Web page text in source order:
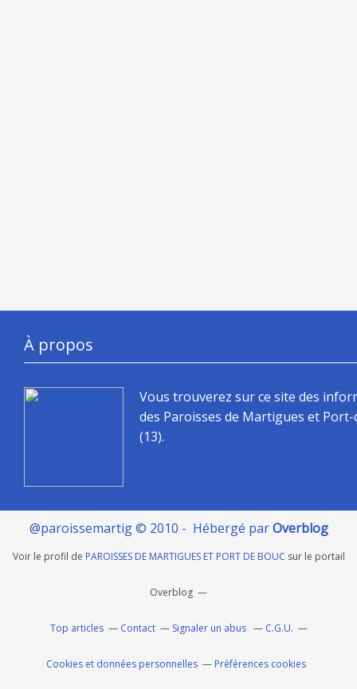
À propos
Vous trouverez sur ce site des
des Paroisses de Martigues et
(13).
@paroissemartig © 2010 - Hébergé parOverblog
Voir le profil de PAROISSES DE MARTIGUES ET PORT DE BOUC sur le portail
Overblog
Top articles Contact Signaler un abus C.G.U.
Cookies et données personnelles Préférences cookies